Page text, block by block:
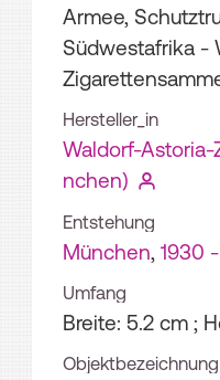
Armee,
Südwestafrika -
Hersteller_in
Waldorf-
nchen)
Entstehung
München, 1930
Umfang
Breite: 5.2 cm ;
Objektbezeichnung